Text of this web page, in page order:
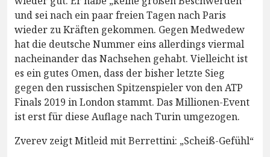
und sei nach ein paar freien Tagen nach Paris
wieder zu Kräften gekommen. Gegen Medwedew
hat die deutsche Nummer eins allerdings viermal
nacheinander das Nachsehen gehabt. Vielleicht ist
es ein gutes Omen, dass der bisher letzte Sieg
gegen den russischen Spitzenspieler von den ATP
Finals 2019 in London stammt. Das Millionen-Event
ist erst für diese Auflage nach Turin umgezogen.
Zverev zeigt Mitleid mit Berrettini: „Scheiß-Gefühl“